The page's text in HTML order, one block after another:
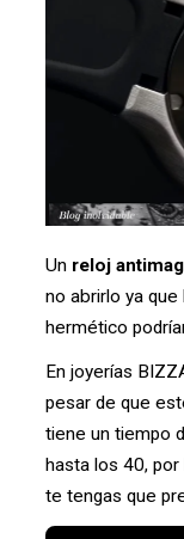
Un reloj
no abrirlo ya
hermético
En joyerías
pesar de que
tiene un tiempo
hasta los 40,
te tengas que